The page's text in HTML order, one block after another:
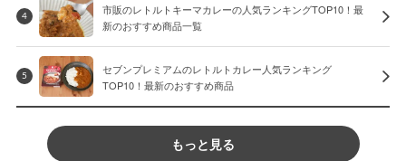
4
市販のレトルトキーマカレーの人気ランキングTOP10！最
新のおすすめ商品一覧
5
セブンプレミアムのレトルトカレー人気ランキング
TOP10！最新のおすすめ商品
もっと見る